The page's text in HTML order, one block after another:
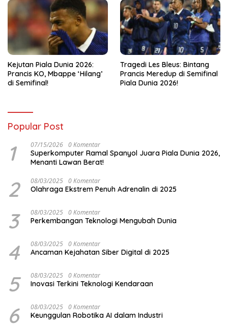
Kejutan Piala Dunia 2026:
Prancis KO, Mbappe ‘Hilang’
di Semifinal!
Tragedi Les Bleus: Bintang
Prancis Meredup di Semifinal
Piala Dunia 2026!
Popular Post
1 07/15/2026 0 Komentar
Superkomputer Ramal Spanyol Juara Piala Dunia 2026,
Menanti Lawan Berat!
2 08/03/2025 0 Komentar
Olahraga Ekstrem Penuh Adrenalin di 2025
3 08/03/2025 0 Komentar
Perkembangan Teknologi Mengubah Dunia
4 08/03/2025 0 Komentar
Ancaman Kejahatan Siber Digital di 2025
5 08/03/2025 0 Komentar
Inovasi Terkini Teknologi Kendaraan
6 08/03/2025 0 Komentar
Keunggulan Robotika AI dalam Industri